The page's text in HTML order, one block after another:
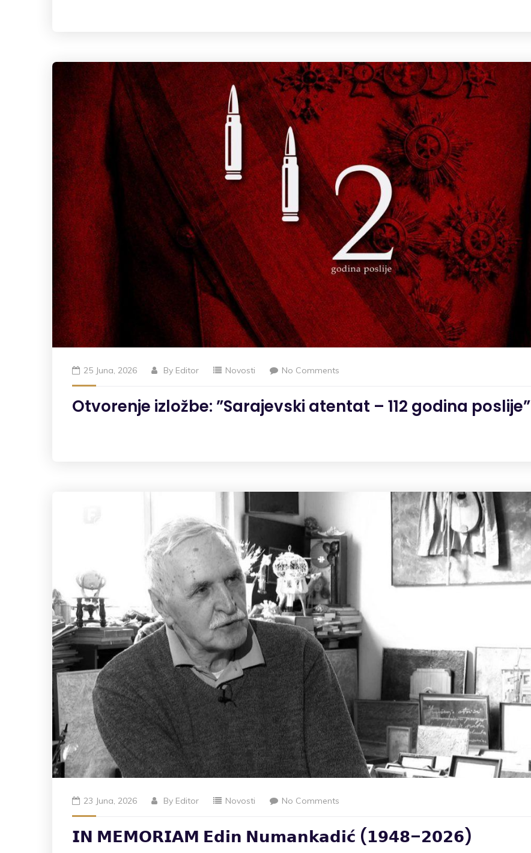
25 Juna, 2026 By Editor Novosti No Comments
Otvorenje izložbe: ”Sarajevski atentat – 112 godina poslije”
23 Juna, 2026 By Editor Novosti No Comments
𝗜𝗡 𝗠𝗘𝗠𝗢𝗥𝗜𝗔𝗠 𝗘𝗱𝗶𝗻 𝗡𝘂𝗺𝗮𝗻𝗸𝗮𝗱𝗶𝗰́ (𝟭𝟵𝟰𝟴–𝟮𝟬𝟮𝟲)